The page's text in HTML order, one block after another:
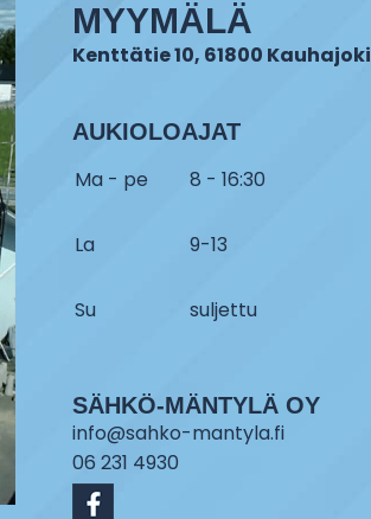
MYYMÄLÄ
Kenttätie 10, 61800 Kauhajoki
AUKIOLOAJAT
Ma - pe 8 - 16:30
La 9-13
Su suljettu
SÄHKÖ-MÄNTYLÄ OY
info@sahko-mantyla.fi
06 231 4930